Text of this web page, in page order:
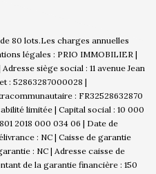
80 lots.Les charges annuelles
légales : PRIO IMMOBILIER |
siège social : 11 avenue Jean
: 52863287000028 |
: FR32528632870
limitée | Capital social : 10 000
2018 000 034 06 | Date de
: NC | Caisse de garantie
: NC | Adresse caisse de
de la garantie financière : 150